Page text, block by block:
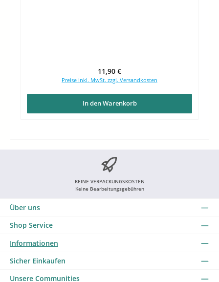
Regulärer Preis:
11,90 €
Preise inkl. MwSt. zzgl. Versandkosten
In den Warenkorb
KEINE VERPACKUNGSKOSTEN
Keine Bearbeitungsgebühren
Über uns
Shop Service
Informationen
Sicher Einkaufen
Unsere Communities